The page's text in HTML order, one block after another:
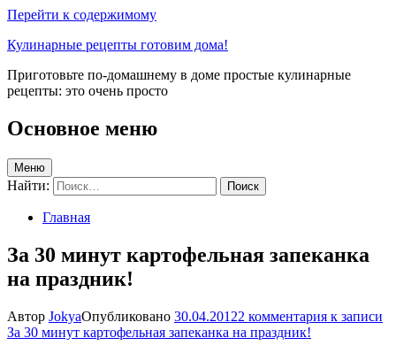
Перейти к содержимому
Кулинарные рецепты готовим дома!
Приготовьте по-домашнему в доме простые кулинарные
рецепты: это очень просто
Основное меню
Меню
Найти:
Главная
За 30 минут картофельная запеканка
на праздник!
Автор JokyaОпубликовано 30.04.20122 комментария к записи
За 30 минут картофельная запеканка на праздник!